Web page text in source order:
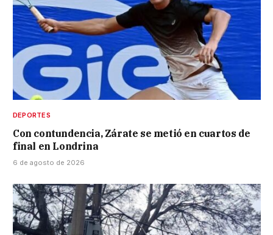
DEPORTES
Con contundencia, Zárate se metió en cuartos de
final en Londrina
6 de agosto de 2026